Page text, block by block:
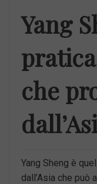
Yang
che
Yang Sheng è
dall’Asia che può